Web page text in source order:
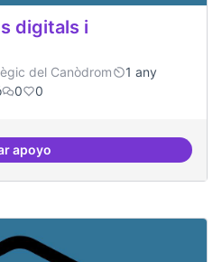
digitals i
del Canòdrom
1 any
0 0
apoyo
Suport a projectes digitals i